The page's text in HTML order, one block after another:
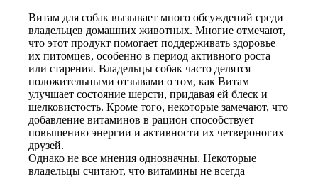
Витам для собак вызывает много обсуждений среди
владельцев домашних животных. Многие отмечают,
что этот продукт помогает поддерживать здоровье
их питомцев, особенно в период активного роста
или старения. Владельцы собак часто делятся
положительными отзывами о том, как Витам
улучшает состояние шерсти, придавая ей блеск и
шелковистость. Кроме того, некоторые замечают, что
добавление витаминов в рацион способствует
повышению энергии и активности их четвероногих
друзей.
Однако не все мнения однозначны. Некоторые
владельцы считают, что витамины не всегда